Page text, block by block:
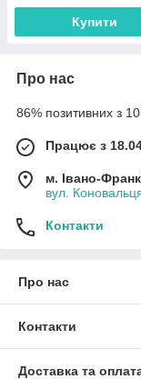
Купити
Про нас
86% позитивних з
Працює з
м. Івано-
вул.
Контакти
Про нас
Контакти
Доставка та